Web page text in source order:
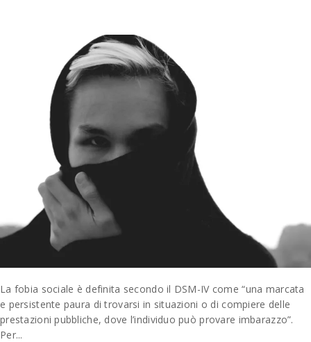
La fobia sociale è definita secondo il DSM-IV come “una marcata
e persistente paura di trovarsi in situazioni o di compiere delle
prestazioni pubbliche, dove l’individuo può provare imbarazzo”.
Per...